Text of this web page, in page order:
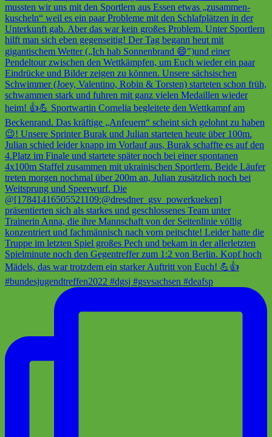
#bundesjugendtreffen2022 #dgsj #gsvsachsen #deafsp